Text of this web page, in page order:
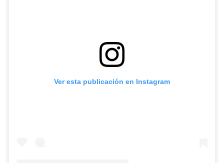
Ver esta publicación en Instagram